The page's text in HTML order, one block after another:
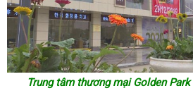
Trung tâm thương mại Golden